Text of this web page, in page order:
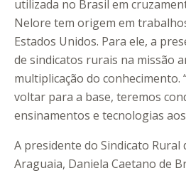
utilizada no Brasil em
Nelore tem origem em
Estados Unidos. Para ele, a
de sindicatos rurais na missão
multiplicação do conhecimento.
voltar para a base, teremos
ensinamentos e tecnologias
A presidente do Sindicato Rural
Araguaia, Daniela Caetano de